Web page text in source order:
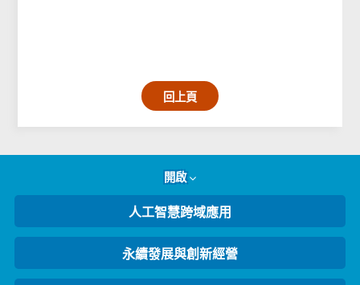
回上頁
開啟
人工智慧跨域應用
永續發展與創新經營